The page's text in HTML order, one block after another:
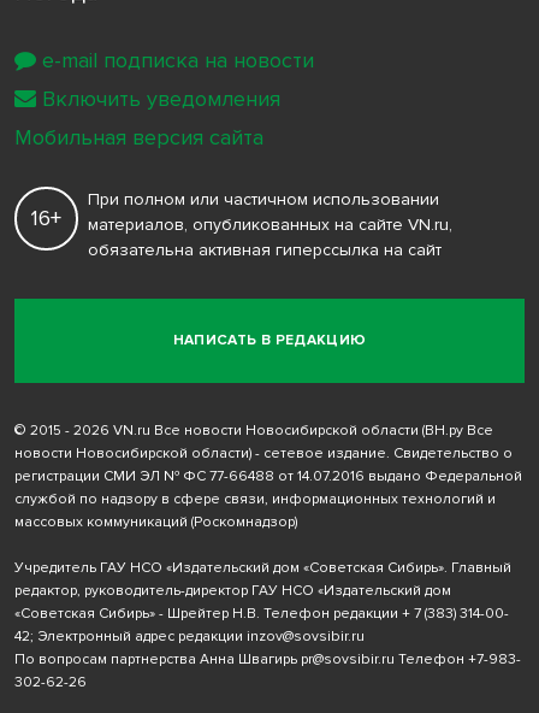
НАПИСАТЬ В РЕДАКЦИЮ
16+
При полном или частичном использовании
материалов, опубликованных на сайте VN.ru,
обязательна активная гиперссылка на сайт
© 2015 - 2026 VN.ru Все новости Новосибирской области (ВН.ру Все
новости Новосибирской области) - сетевое издание. Свидетельство о
регистрации СМИ ЭЛ № ФС 77-66488 от 14.07.2016 выдано Федеральной
службой по надзору в сфере связи, информационных технологий и
массовых коммуникаций (Роскомнадзор)
Учредитель ГАУ НСО «Издательский дом «Советская Сибирь». Главный
редактор, руководитель-директор ГАУ НСО «Издательский дом
«Советская Сибирь» - Шрейтер Н.В. Телефон редакции + 7 (383) 314-00-
42; Электронный адрес редакции inzov@sovsibir.ru
По вопросам партнерства Анна Швагирь pr@sovsibir.ru Телефон +7-983-
302-62-26
e-mail подписка на новости
Включить уведомления
Мобильная версия сайта